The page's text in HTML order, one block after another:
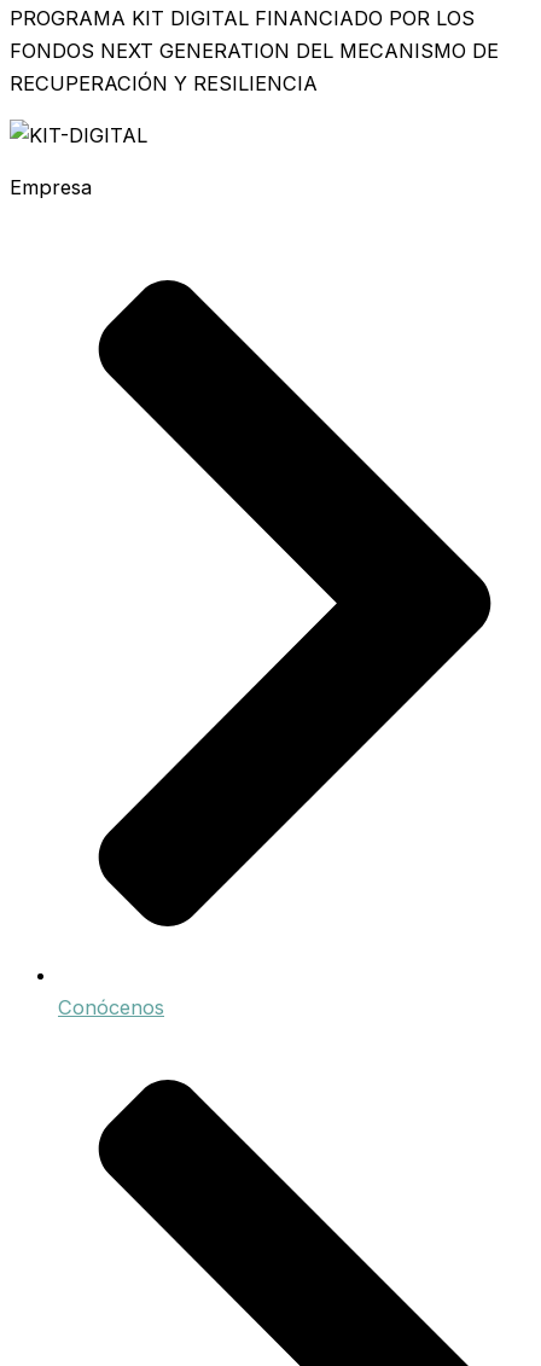
PROGRAMA KIT DIGITAL FINANCIADO POR LOS
FONDOS NEXT GENERATION DEL MECANISMO DE
RECUPERACIÓN Y RESILIENCIA
Empresa
Conócenos